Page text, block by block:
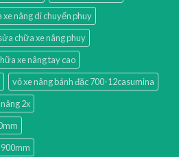
xe nâng di chuyển phuy
chữa xe nâng phuy
xe nâng tay cao
vỏ xe nâng bánh đặc 700-12casumina
2x